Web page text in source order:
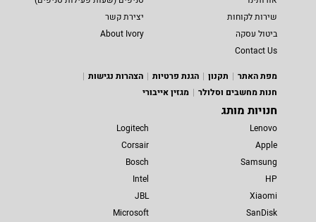
שירות לקוחות
יצירת קשר
ביטול עסקה
About Ivory
Contact Us
מפת האתר
תקנון הגנת פרטיות
הצהרות נגישות
חנות מחשבים וסלולר
מגזין אייבורי
חנויות מותג
Lenovo
Apple
Samsung
HP
Xiaomi
SanDisk
Logitech
Corsair
Bosch
Intel
JBL
Microsoft